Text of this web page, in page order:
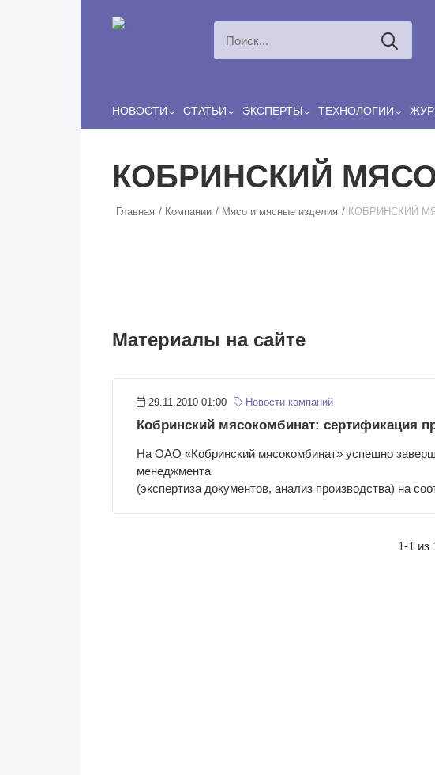
НОВОСТИ СТАТЬИ ЭКСПЕРТЫ ТЕХНОЛОГИИ
КОБРИНСКИЙ
Главная Компании Мясо и мясные изделия КОБРИНСКИЙ
Материалы на сайте
29.11.2010 01:00 Новости компаний
Кобринский мясокомбинат: сертификация
На ОАО «Кобринский мясокомбинат» успешно
менеджмента
(экспертиза документов, анализ производства) на
1-1 из